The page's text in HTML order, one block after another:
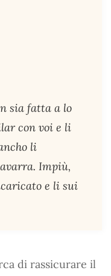
sia fatta a lo
con voi e li
li
Impiù,
e li sui
di rassicurare il